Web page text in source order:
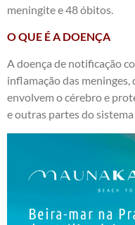
meningite e 48 óbitos.
O QUE É A DOENÇA
A doença de notificação
inflamação das meninges,
envolvem o cérebro e
e outras partes do